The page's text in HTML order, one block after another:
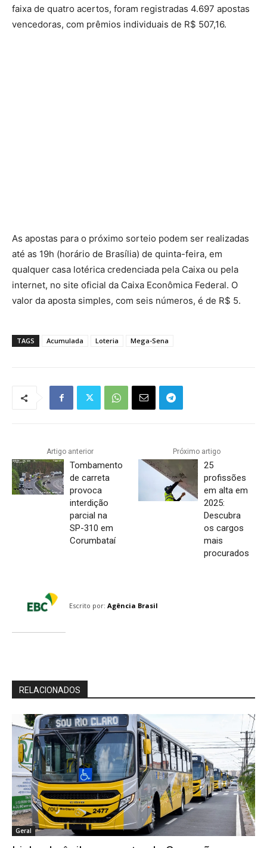
faixa de quatro acertos, foram registradas 4.697 apostas
vencedoras, com prêmios individuais de R$ 507,16.
As apostas para o próximo sorteio podem ser realizadas
até as 19h (horário de Brasília) de quinta-feira, em
qualquer casa lotérica credenciada pela Caixa ou pela
internet, no site oficial da Caixa Econômica Federal. O
valor da aposta simples, com seis números, é de R$ 5.
TAGS Acumulada Loteria Mega-Sena
Artigo anterior
Tombamento
de carreta
provoca
interdição
parcial na
SP-310 em
Corumbataí
Próximo artigo
25
profissões
em alta em
2025:
Descubra
os cargos
mais
procurados
Escrito por: Agência Brasil
RELACIONADOS
Geral